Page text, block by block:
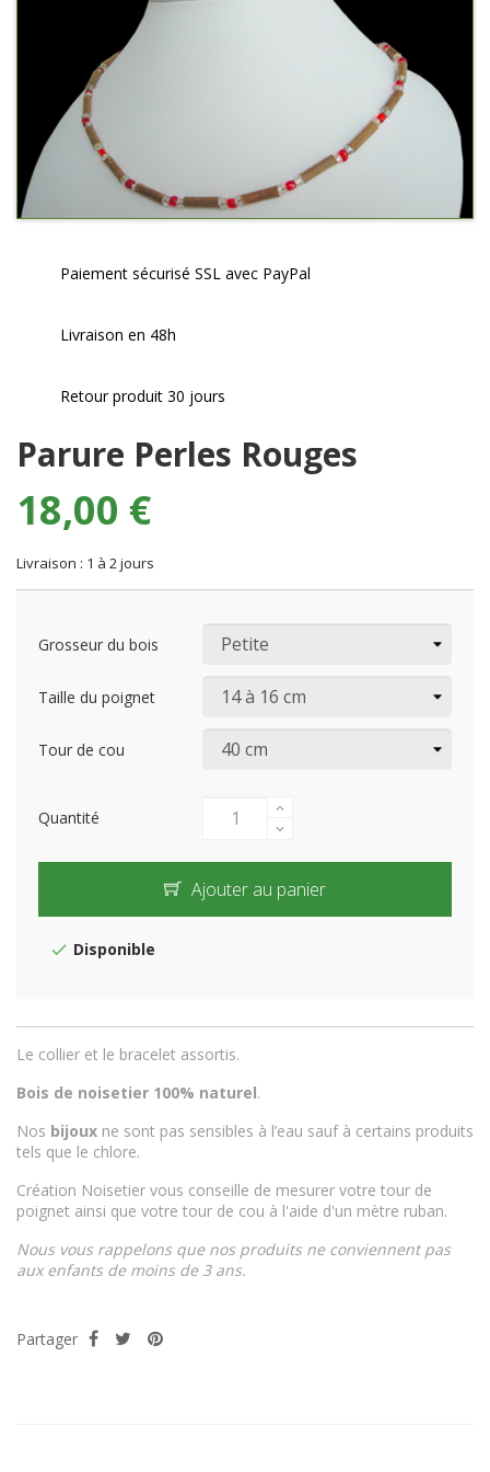
Paiement sécurisé SSL avec PayPal
Livraison en 48h
Retour produit 30 jours
Parure Perles Rouges
18,00 €
Livraison : 1 à 2 jours
Grosseur du bois
Taille du poignet
Tour de cou
Quantité
Ajouter au panier
Disponible
Le collier et le bracelet assortis.
Bois de noisetier 100% naturel.
Nos bijoux ne sont pas sensibles à l’eau sauf à certains produits
tels que le chlore.
Création Noisetier vous conseille de mesurer votre tour de
poignet ainsi que votre tour de cou à l'aide d'un mètre ruban.
Nous vous rappelons que nos produits ne conviennent pas
aux enfants de moins de 3 ans.
Partager